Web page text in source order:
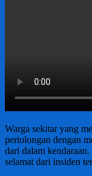
Warga sekitar yang
pertolongan dengan
dari dalam
selamat dari insiden